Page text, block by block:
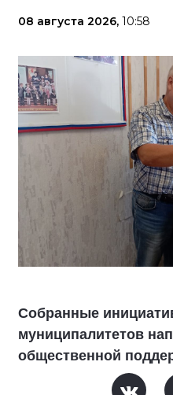
08 августа 2026, 10:58
Собранные
муниципалитетов
общественной